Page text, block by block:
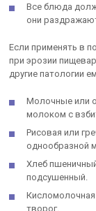
Все блюда
они
Если применять в
при эрозии
другие патологии
Молочные или
молоком с
Рисовая или
однообразной
Хлеб
подсушенный.
творог.